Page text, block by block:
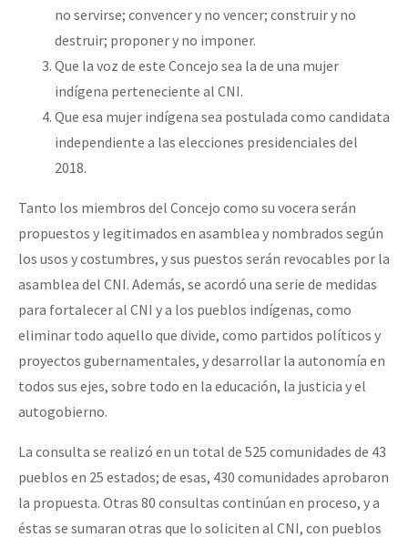
no servirse; convencer y no vencer; construir y no
destruir; proponer y no imponer.
Que la voz de este Concejo sea la de una mujer
indígena perteneciente al CNI.
Que esa mujer indígena sea postulada como candidata
independiente a las elecciones presidenciales del
2018.
Tanto los miembros del Concejo como su vocera serán
propuestos y legitimados en asamblea y nombrados según
los usos y costumbres, y sus puestos serán revocables por la
asamblea del CNI. Además, se acordó una serie de medidas
para fortalecer al CNI y a los pueblos indígenas, como
eliminar todo aquello que divide, como partidos políticos y
proyectos gubernamentales, y desarrollar la autonomía en
todos sus ejes, sobre todo en la educación, la justicia y el
autogobierno.
La consulta se realizó en un total de 525 comunidades de 43
pueblos en 25 estados; de esas, 430 comunidades aprobaron
la propuesta. Otras 80 consultas continúan en proceso, y a
éstas se sumaran otras que lo soliciten al CNI, con pueblos